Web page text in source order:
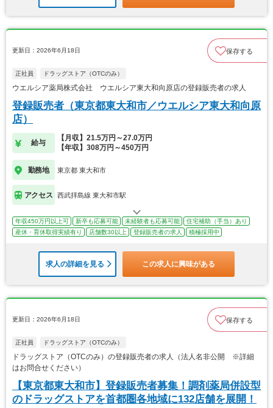
更新日：2026年6月18日 保存する
正社員 ドラッグストア（OTCのみ）
ウエルシア薬局株式会社 ウエルシア東大和向原店の登録販売者の求人
登録販売者（東京都東大和市／ウエルシア東大和向原
店）
給与
【月収】21.5万円～27.0万円
【年収】308万円～450万円
勤務地 東京都 東大和市
アクセス 西武拝島線 東大和市駅
年収450万円以上可 新卒も応募可能 未経験者も応募可能
住宅補助（手当）あり
産休・育休取得実績有り
店舗数30以上 登録販売者の求人 積極採用中
求人の詳細を見る この求人に興味がある
更新日：2026年6月18日 保存する
正社員 ドラッグストア（OTCのみ）
ドラッグストア（OTCのみ）の登録販売者の求人（法人名非公開 ※詳細
はお問合せください）
【東京都東大和市】登録販売者募集！調剤薬局併設型
のドラッグストアを首都圏各地域に132店舗を展開！